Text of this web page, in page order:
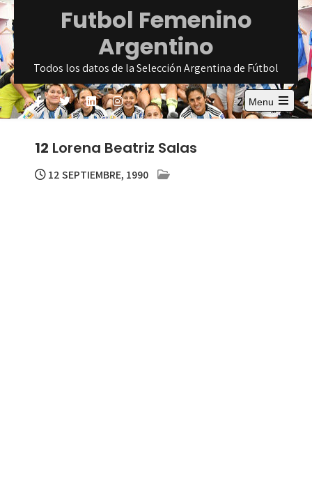
Skip
to
content
Futbol Femenino
Argentino
Todos los datos de la Selección Argentina de Fútbol
Menu
Open
12 Lorena Beatriz Salas
12 SEPTIEMBRE, 1990